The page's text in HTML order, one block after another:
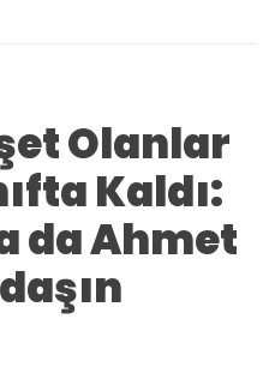
Olanlar
Kaldı:
da Ahmet